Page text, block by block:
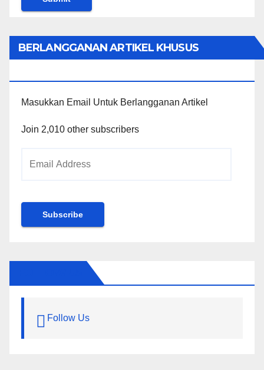
BERLANGGANAN ARTIKEL KHUSUS
Masukkan Email Untuk Berlangganan Artikel
Join 2,010 other subscribers
Subscribe
Follow Us